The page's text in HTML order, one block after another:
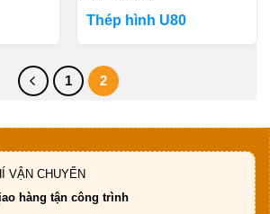
Thép hình U80
1 2
VẬN CHUYỂN
hàng tận công trình